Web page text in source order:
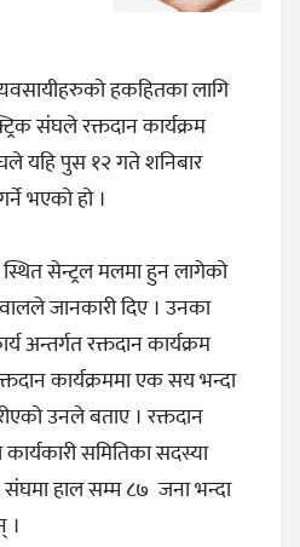
हकहितका लागि
संघले रक्तदान कार्यक्रम
यहि पुस १२ गते शनिबार
भएको हो ।
स्थित सेन्ट्रल मलमा हुन लागेको
जानकारी दिए । उनका
अन्तर्गत रक्तदान कार्यक्रम
कार्यक्रममा एक सय भन्दा
उनले बताए । रक्तदान
समितिका सदस्या
हाल सम्म ८७ जना भन्दा
।